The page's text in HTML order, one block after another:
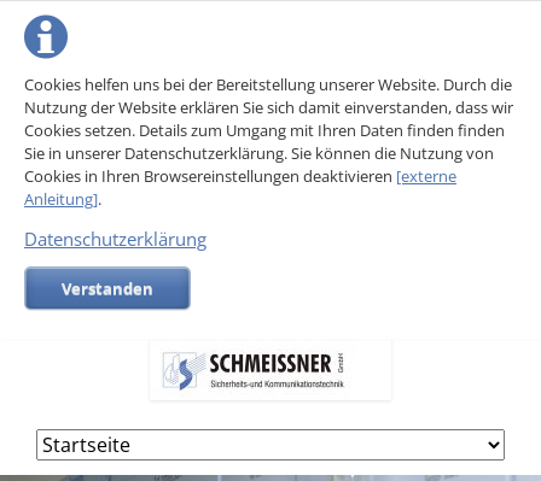
Cookies helfen uns bei der Bereitstellung unserer Website. Durch die
Nutzung der Website erklären Sie sich damit einverstanden, dass wir
Cookies setzen. Details zum Umgang mit Ihren Daten finden finden
Sie in unserer Datenschutzerklärung. Sie können die Nutzung von
Cookies in Ihren Browsereinstellungen deaktivieren [externe
Anleitung].
Datenschutzerklärung
Verstanden
Navigation
überspringen